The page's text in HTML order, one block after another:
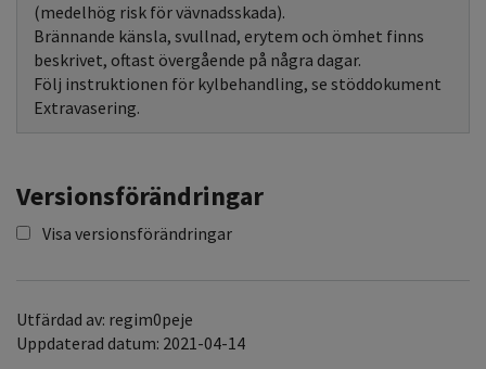
(medelhög risk för vävnadsskada).
Brännande känsla, svullnad, erytem och ömhet finns
beskrivet, oftast övergående på några dagar.
Följ instruktionen för kylbehandling, se stöddokument
Extravasering.
Versionsförändringar
Visa versionsförändringar
Utfärdad av: regim0peje
Uppdaterad datum: 2021-04-14